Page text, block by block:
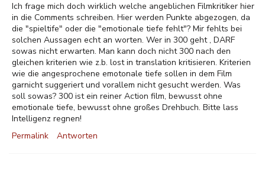
Ich frage mich doch wirklich welche angeblichen Filmkritiker hier
in die Comments schreiben. Hier werden Punkte abgezogen, da
die "spieltife" oder die "emotionale tiefe fehlt"? Mir fehlts bei
solchen Aussagen echt an worten. Wer in 300 geht , DARF
sowas nicht erwarten. Man kann doch nicht 300 nach den
gleichen kriterien wie z.b. lost in translation kritisieren. Kriterien
wie die angesprochene emotonale tiefe sollen in dem Film
garnicht suggeriert und vorallem nicht gesucht werden. Was
soll sowas? 300 ist ein reiner Action film, bewusst ohne
emotionale tiefe, bewusst ohne großes Drehbuch. Bitte lass
Intelligenz regnen!
Permalink
Antworten